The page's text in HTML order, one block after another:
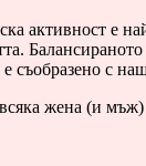
активност е
съобразено с
жена (и